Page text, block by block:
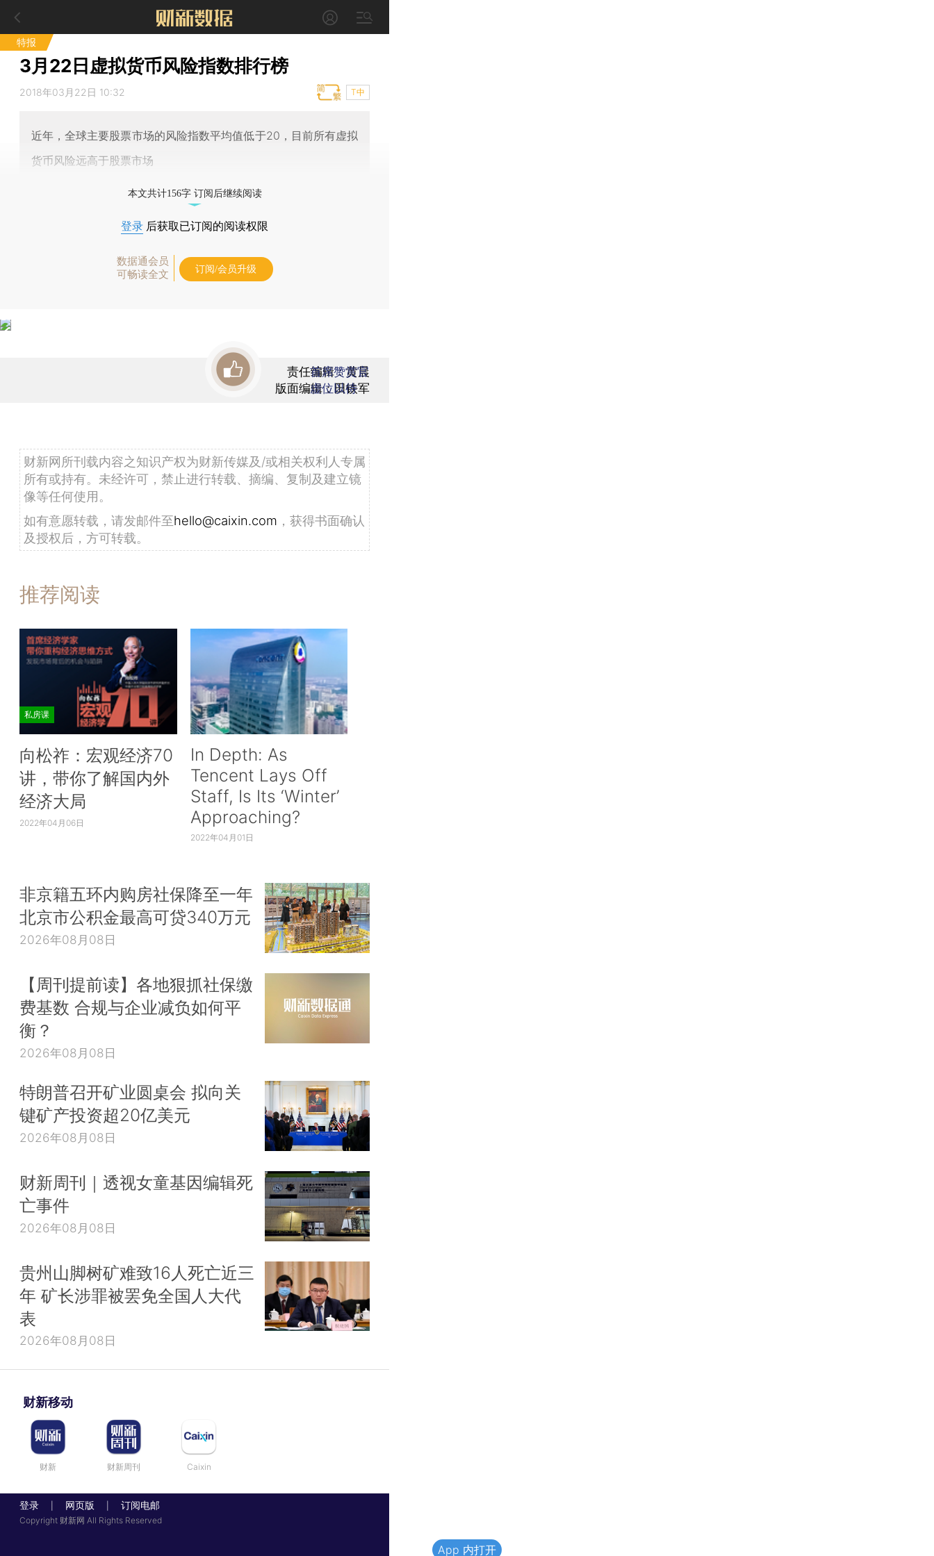
特报
3月22日虚拟货币风险指数排行榜
2018年03月22日 10:32 T中
近年，全球主要股票市场的风险指数平均值低于20，目前所有虚拟
货币风险远高于股票市场
本文共计156字 订阅后继续阅读
登录 后获取已订阅的阅读权限
数据通会员
可畅读全文
订阅/会员升级
责任编辑：黄晨
版面编辑：田铁军
首席赞赏官
虚位以待
财新网所刊载内容之知识产权为财新传媒及/或相关权利人专属
所有或持有。未经许可，禁止进行转载、摘编、复制及建立镜
像等任何使用。
如有意愿转载，请发邮件至hello@caixin.com ，获得书面确认
及授权后，方可转载。
推荐阅读
私房课
向松祚：宏观经济70
讲，带你了解国内外
经济大局
2022年04月06日
In Depth: As
Tencent Lays Off
Staff, Is Its ‘Winter’
Approaching?
2022年04月01日
非京籍五环内购房社保降至一年
北京市公积金最高可贷340万元
2026年08月08日
【周刊提前读】各地狠抓社保缴
费基数 合规与企业减负如何平
衡？
2026年08月08日
特朗普召开矿业圆桌会 拟向关
键矿产投资超20亿美元
2026年08月08日
财新周刊｜透视女童基因编辑死
亡事件
2026年08月08日
贵州山脚树矿难致16人死亡近三
年 矿长涉罪被罢免全国人大代
表
2026年08月08日
财新移动
财新 财新周刊 Caixin
登录 网页版 订阅电邮
Copyright 财新网 All Rights Reserved
App 内打开